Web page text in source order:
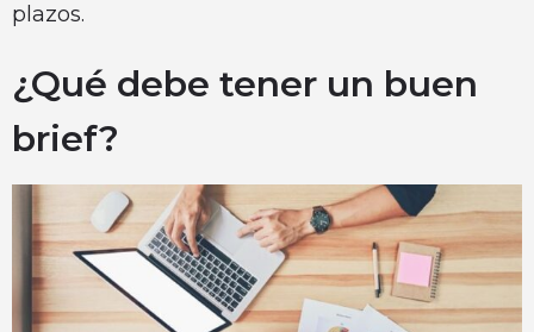
plazos.
¿Qué debe tener un buen
brief?